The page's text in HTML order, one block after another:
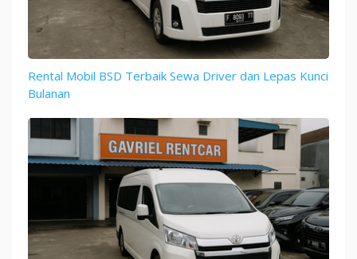
Rental Mobil BSD Terbaik Sewa Driver dan Lepas Kunci
Bulanan